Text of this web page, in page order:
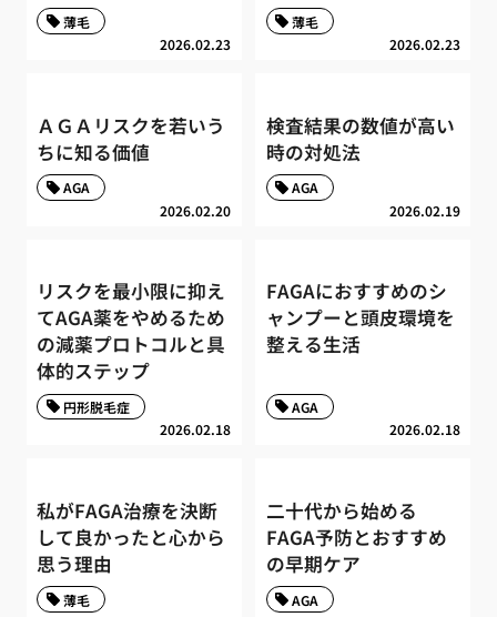
2026.02.23
薄毛
2026.02.23
薄毛
ＡＧＡリスクを若いう
ちに知る価値
2026.02.20
AGA
検査結果の数値が高い
時の対処法
2026.02.19
AGA
リスクを最小限に抑え
てAGA薬をやめるため
の減薬プロトコルと具
体的ステップ
2026.02.18
円形脱毛症
FAGAにおすすめのシ
ャンプーと頭皮環境を
整える生活
2026.02.18
AGA
私がFAGA治療を決断
して良かったと心から
思う理由
薄毛
二十代から始める
FAGA予防とおすすめ
の早期ケア
AGA